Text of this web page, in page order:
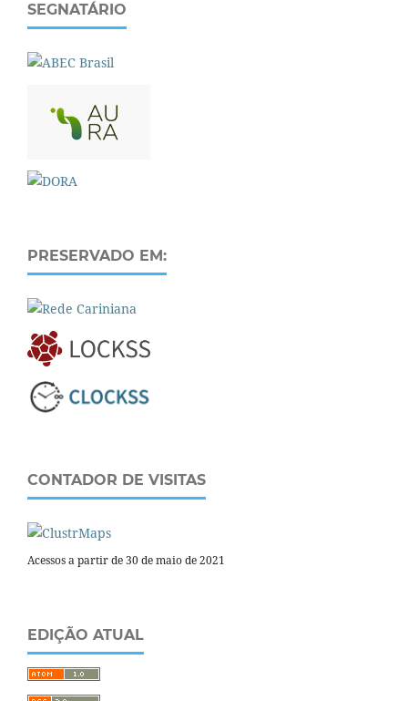
SEGNATÁRIO
PRESERVADO EM:
CONTADOR DE VISITAS
Acessos a partir de 30 de maio de 2021
EDIÇÃO ATUAL